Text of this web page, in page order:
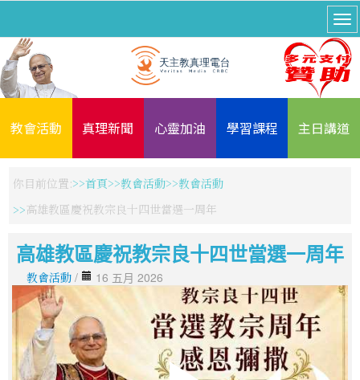
教會活動 真理新聞 心靈加油 學習課程 主日講道
你目前位置: 首頁 教會活動
教會活動
高雄教區慶祝教宗良十四世當選一周年
高雄教區慶祝教宗良十四世當選一周年
教會活動 / 16 五月 2026